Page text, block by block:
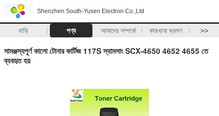
Shenzhen South-Yusen Electron Co.,Ltd
বাড়ি পণ্য আমাদের সম্পর্কে কারখানা ভ্রমণ >>
সামঞ্জস্যপূর্ণ কালো টোনার কার্টিজ 117S স্যামসাং SCX-4650 4652 4655 তে
ব্যবহৃত হয়